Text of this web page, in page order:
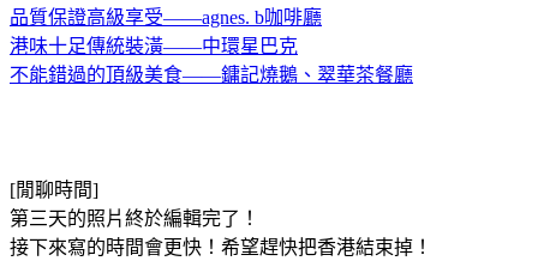
品質保證高級享受——agnes. b咖啡廳
港味十足傳統裝潢——中環星巴克
不能錯過的頂級美食——鏞記燒鵝、翠華茶餐廳
[閒聊時間]
第三天的照片終於編輯完了！
接下來寫的時間會更快！希望趕快把香港結束掉！